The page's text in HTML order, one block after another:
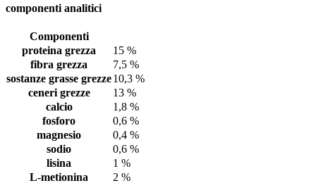
componenti analitici
Componenti
proteina grezza
15 %
fibra grezza
7,5 %
sostanze grasse grezze10,3 %
ceneri grezze
13 %
calcio
1,8 %
fosforo
0,6 %
magnesio
0,4 %
sodio
0,6 %
lisina
1 %
L-metionina
2 %